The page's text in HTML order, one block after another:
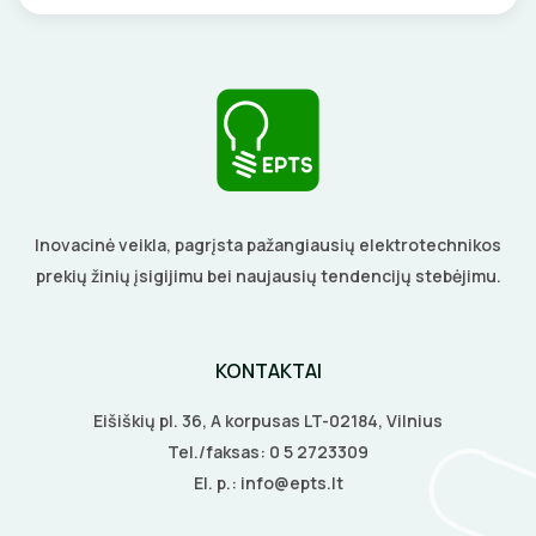
BATERIJOS
EL. SKAMBUČIAI
ŽAIBOSAUGA IR ĮŽEMINIMAS
GELINĖS JUNGTYS
GRĘŽIMO KARŪNOS, GRĄŽTAI
GULSČIUKAI
PJOVIMO ĮRANKIAI
LITAVIMO, KLIJAVIMO ĮRANKIAI
Inovacinė veikla, pagrįsta pažangiausių elektrotechnikos
prekių žinių įsigijimu bei naujausių tendencijų stebėjimu.
KONTAKTAI
Eišiškių pl. 36, A korpusas LT-02184, Vilnius
Tel./faksas: 0 5 2723309
El. p.: info@epts.lt